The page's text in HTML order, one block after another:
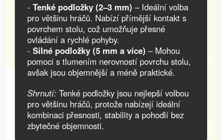
- Tenké podložky (2–3 mm) – Ideální volba
pro většinu hráčů. Nabízí přímější kontakt s
povrchem stolu, což umožňuje přesné
ovládání a rychlé pohyby.
- Silné podložky (5 mm a více) – Mohou
pomoci s tlumením nerovností povrchu stolu,
avšak jsou objemnější a méně praktické.
Shrnutí: Tenké podložky jsou nejlepší volbou
pro většinu hráčů, protože nabízejí ideální
kombinaci přesnosti, stability a pohodlí bez
zbytečné objemnosti.